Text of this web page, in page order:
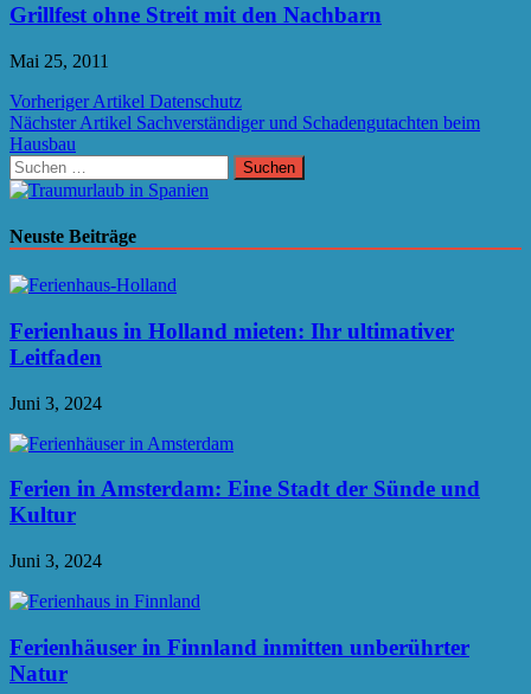
Grillfest ohne Streit mit den Nachbarn
Mai 25, 2011
Beitragsnavigation
Vorheriger Artikel Datenschutz
Nächster Artikel Sachverständiger und Schadengutachten beim
Hausbau
Suchen
nach:
Neuste Beiträge
Ferienhaus in Holland mieten: Ihr ultimativer
Leitfaden
Juni 3, 2024
Ferien in Amsterdam: Eine Stadt der Sünde und
Kultur
Juni 3, 2024
Ferienhäuser in Finnland inmitten unberührter
Natur